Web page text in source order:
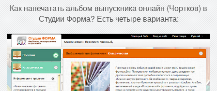
Как напечатать альбом выпускника онлайн (Чортков) в
Студии Форма? Есть четыре варианта: